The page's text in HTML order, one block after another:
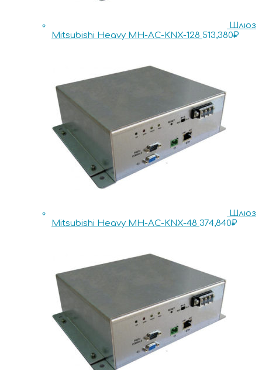
Шлюз
Mitsubishi Heavy MH-AC-KNX-128 513,380₽
Шлюз
Mitsubishi Heavy MH-AC-KNX-48 374,840₽